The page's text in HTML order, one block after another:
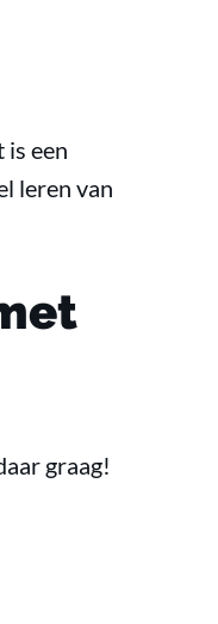
is een
leren van
graag!